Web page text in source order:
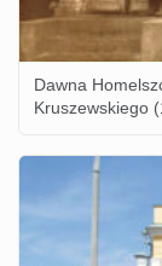
Dawna
Kruszewskiego